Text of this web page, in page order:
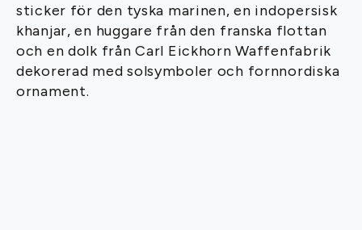
sticker för den tyska marinen, en indopersisk
khanjar, en huggare från den franska flottan
och en dolk från Carl Eickhorn Waffenfabrik
dekorerad med solsymboler och fornnordiska
ornament.